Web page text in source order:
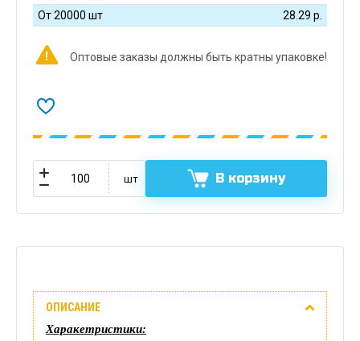
От 20000 шт
28.29 р.
Оптовые заказы должны быть кратны упаковке!
шт В корзину
Отзывы
ОПИСАНИЕ
Харакетристики: